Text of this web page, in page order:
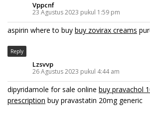
Vppcnf
23 Agustus 2023 pukul 1:59 pm
aspirin where to buy buy zovirax creams
Reply
Lzsvvp
26 Agustus 2023 pukul 4:44 am
dipyridamole for sale online buy pravachol
prescription buy pravastatin 20mg generic